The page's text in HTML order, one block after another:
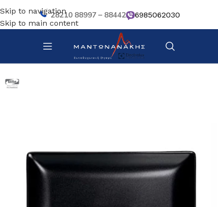
Skip to navigation
Skip to main content
28210 88997 – 88442 6985062030
Αρχική σελίδα/ Επιτραπέζια Είδη/ Πιάτα